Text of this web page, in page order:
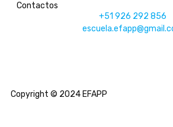
Contactos
+51 926 292 856
Copyright © 2024 EFAPP